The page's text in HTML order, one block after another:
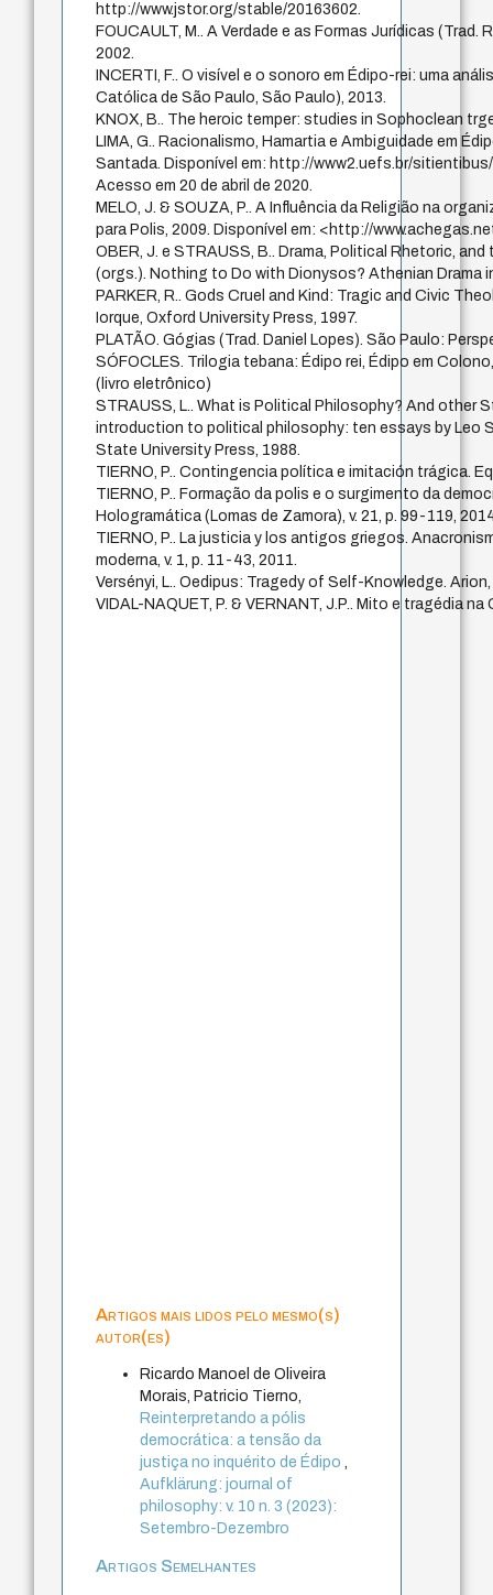
http://www.jstor.org/stable/20163602.
FOUCAULT, M.. A Verdade e as Formas Jurídicas
2002.
INCERTI, F.. O visível e o sonoro em Édipo-rei: uma
Católica de São Paulo, São Paulo), 2013.
KNOX, B.. The heroic temper: studies in Sophoclean
LIMA, G.. Racionalismo, Hamartia e Ambiguidade em
Santada. Disponível em: http://www2.uefs.br/
Acesso em 20 de abril de 2020.
MELO, J. & SOUZA, P.. A Influência da Religião na
para Polis, 2009. Disponível em: <http://
OBER, J. e STRAUSS, B.. Drama, Political Rhetoric,
(orgs.). Nothing to Do with Dionysos? Athenian Drama
PARKER, R.. Gods Cruel and Kind: Tragic and Civic
Iorque, Oxford University Press, 1997.
PLATÃO. Gógias (Trad. Daniel Lopes). São Paulo:
SÓFOCLES. Trilogia tebana: Édipo rei, Édipo em
(livro eletrônico)
STRAUSS, L.. What is Political Philosophy? And other
introduction to political philosophy: ten essays by Leo
State University Press, 1988.
TIERNO, P.. Contingencia política e imitación trágica.
TIERNO, P.. Formação da polis e o surgimento da
Hologramática (Lomas de Zamora), v. 21, p. 99-119,
TIERNO, P.. La justicia y los antigos griegos.
moderna, v. 1, p. 11-43, 2011.
Versényi, L.. Oedipus: Tragedy of Self-Knowledge.
VIDAL-NAQUET, P. & VERNANT, J.P.. Mito e tragédia
Artigos mais lidos pelo mesmo(s)
autor(es)
Ricardo Manoel de Oliveira
Morais, Patricio Tierno,
Reinterpretando a pólis
democrática: a tensão da
justiça no inquérito de Édipo,
Aufklärung: journal of
philosophy: v. 10 n. 3 (2023):
Setembro-Dezembro
Artigos Semelhantes